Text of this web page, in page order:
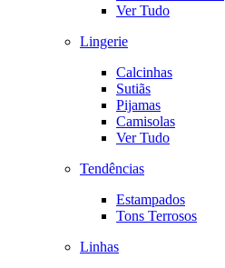
Ver Tudo
Lingerie
Calcinhas
Sutiãs
Pijamas
Camisolas
Ver Tudo
Tendências
Estampados
Tons Terrosos
Linhas